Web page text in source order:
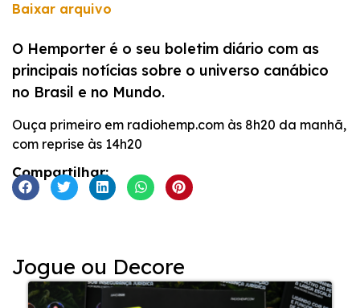
FEED RSS
LINK
Baixar arquivo
O Hemporter é o seu boletim diário com as
principais notícias sobre o universo canábico
no Brasil e no Mundo.
Ouça primeiro em radiohemp.com às 8h20 da manhã,
com reprise às 14h20
Compartilhar:
Jogue ou Decore